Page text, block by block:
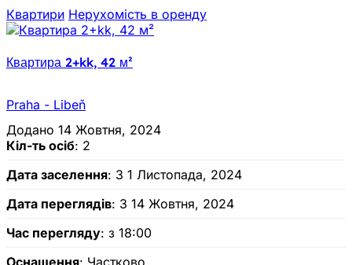
Квартири Нерухомiсть в оренду
Квартира 2+kk, 42 м²
Praha - Libeň
Додано 14 Жовтня, 2024
Кіл-ть осіб: 2
Дата заселення: З 1 Листопада, 2024
Дата переглядів: З 14 Жовтня, 2024
Час перегляду: з 18:00